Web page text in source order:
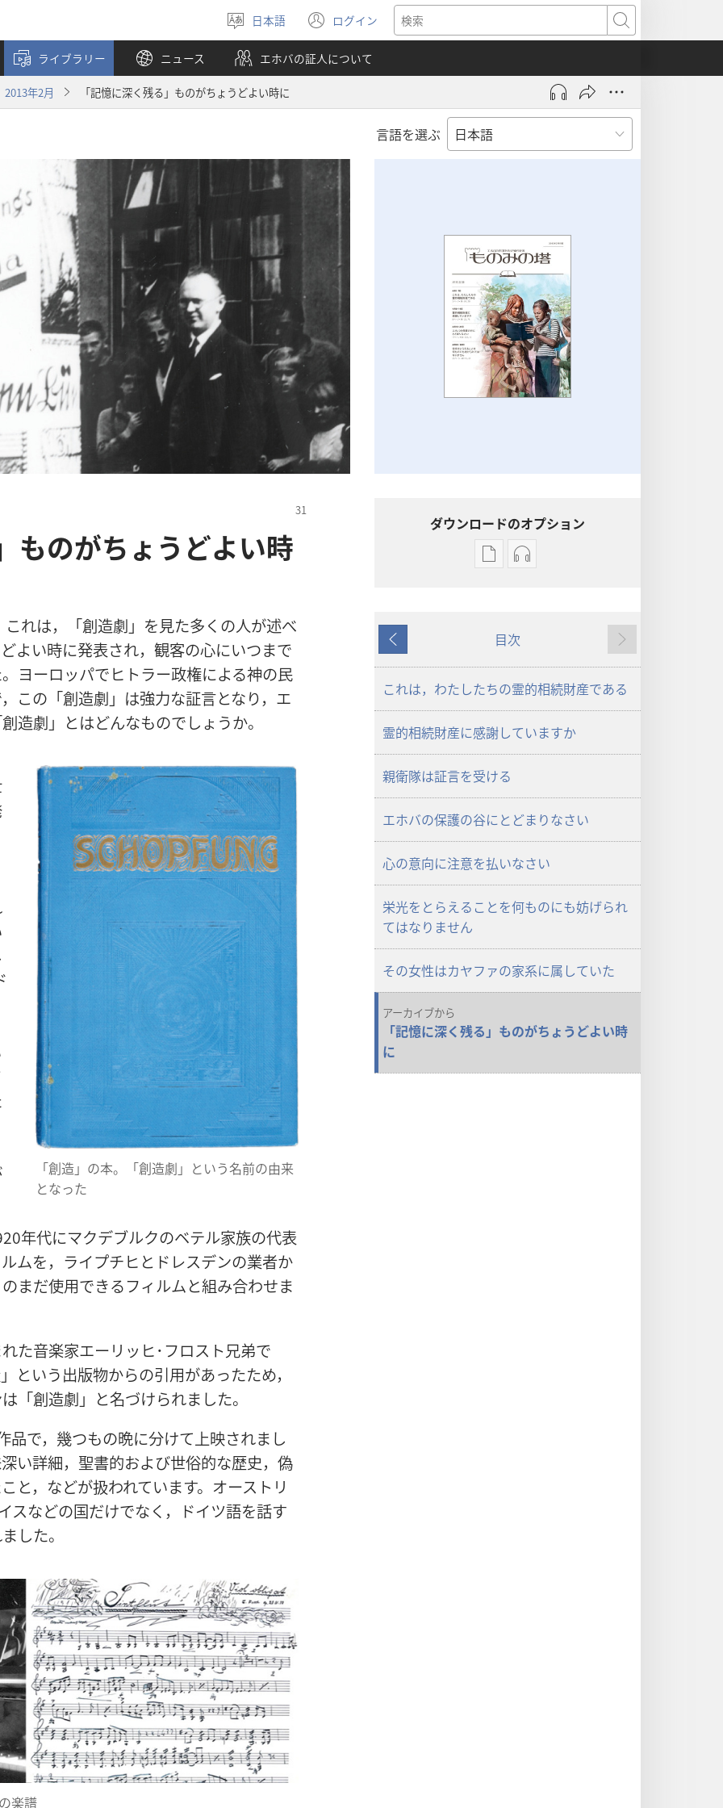
言
語
を
選
ぶ
日本語 ログイン
（新
し
い
タ
で
検
索
ライブラリー
ニュース エホバの証人について
年2月 「記憶に深く残る」ものがちょうどよい時に
言語を選ぶ
ものがちょうどよい時
れ​は，「創造​劇」を​見​た​多く​の​人​が​述べ​
よい​時​に​発表​さ​れ，観客​の​心​に​いつ​まで​
ヨーロッパ​で​ヒトラー​政権​に​よる​神​の​民​
この「創造​劇」は​強力​な​証言​と​なり，エ
造​劇」と​は​どんな​もの​でしょ​う​か。
「創造」の​本。「創造​劇」と​いう​名前​の​由来​
と​なっ​た
年代​に​マクデブルク​の​ベテル​家族​の​代表​
ム​を，ライプチヒ​と​ドレスデン​の​業者​か
まだ​使用​できる​フィルム​と​組み合わせ​ま
た​音楽​家​エーリッヒ​･​フロスト​兄弟​で
と​いう​出版​物​から​の​引用​が​あっ​た​ため，
「創造​劇」と​名づけ​られ​まし​た。
品​で，幾つ​も​の​晩​に​分け​て​上映​さ​れ​まし​
い​詳細，聖書​的​および​世俗​的​な​歴史，偽
と，など​が​扱わ​れ​て​い​ます。オーストリ
ス​など​の​国​だけ​で​なく，ドイツ​語​を​話す​
し​た。
楽譜
ダウンロードのオプション
出
ダ
ウ
ン
ド
オ
ショ
「も
の
み
の
塔」
究
用）
2
オー
ウ
ン
ド
オ
「も
の
み
の
塔」
究
用）
2
戻
る
目次
次
へ
これは，わたしたちの霊的相続財産である
霊的相続財産に感謝していますか
親衛隊は証言を受ける
エホバの保護の谷にとどまりなさい
心の意向に注意を払いなさい
栄光をとらえることを何ものにも妨げられ
てはなりません
その女性はカヤファの家系に属していた
アーカイブから
「記憶に深く残る」ものがちょうどよい時
に